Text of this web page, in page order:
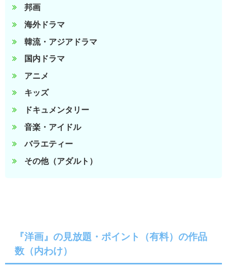
邦画
海外ドラマ
韓流・アジアドラマ
国内ドラマ
アニメ
キッズ
ドキュメンタリー
音楽・アイドル
バラエティー
その他（アダルト）
『洋画』の見放題・ポイント（有料）の作品
数（内わけ）